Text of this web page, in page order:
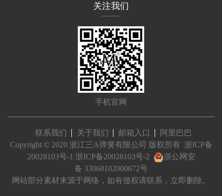
关注我们
手机官网
联系我们 关于我们 邮箱入口
阿里巴巴
Copyright © 2020 浙江三A弹簧有限公司 版权所有 浙ICP备
20028103号-1 浙ICP备20028103号-2
浙公网安
备 33068102000672号
网站部分素材来源于网络，如有侵权请联系，立即删除。